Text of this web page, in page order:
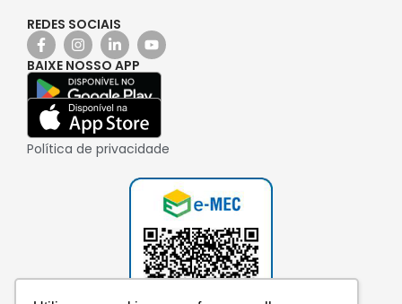
REDES SOCIAIS
BAIXE NOSSO APP
Política de privacidade